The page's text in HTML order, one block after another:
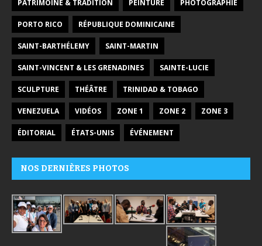
PATRIMOINE & TRADITION PEINTURE PHOTOGRAPHIE
PORTO RICO RÉPUBLIQUE DOMINICAINE
SAINT-BARTHÉLEMY SAINT-MARTIN
SAINT-VINCENT & LES GRENADINES SAINTE-LUCIE
SCULPTURE THÉÂTRE TRINIDAD & TOBAGO
VENEZUELA VIDÉOS ZONE 1 ZONE 2 ZONE 3
ÉDITORIAL ÉTATS-UNIS ÉVÉNEMENT
NOS DERNIÈRES PHOTOS